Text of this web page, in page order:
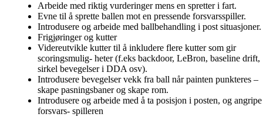
Arbeide med riktig vurderinger mens en spretter i fart.
Evne til å sprette ballen mot en pressende forsvarsspiller.
Introdusere og arbeide med ballbehandling i post situasjoner.
Frigjøringer og kutter
Videreutvikle kutter til å inkludere flere kutter som gir
scoringsmulig- heter (f.eks backdoor, LeBron, baseline drift,
sirkel bevegelser i DDA osv).
Introdusere bevegelser vekk fra ball når painten punkteres –
skape pasningsbaner og skape rom.
Introdusere og arbeide med å ta posisjon i posten, og angripe
forsvars- spilleren